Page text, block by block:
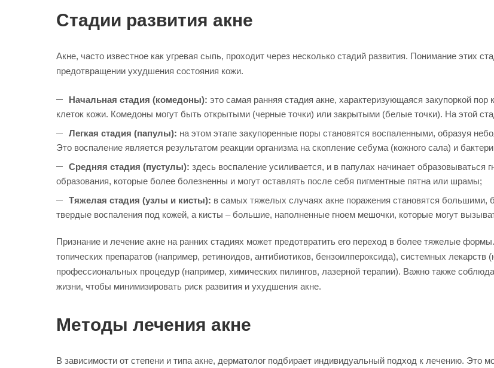
Стадии развития акне
Акне, часто известное как угревая сыпь, проходит через несколько стадий развития. Понимание этих
предотвращении ухудшения состояния кожи.
Начальная стадия (комедоны): это самая ранняя стадия акне, характеризующаяся закупоркой
клеток кожи. Комедоны могут быть открытыми (черные точки) или закрытыми (белые точки). На этой
Легкая стадия (папулы): на этом этапе закупоренные поры становятся воспаленными, образуя
Это воспаление является результатом реакции организма на скопление себума (кожного сала) и
Средняя стадия (пустулы): здесь воспаление усиливается, и в папулах начинает
образования, которые более болезненны и могут оставлять после себя пигментные пятна или шрамы;
Тяжелая стадия (узлы и кисты): в самых тяжелых случаях акне поражения становятся
твердые воспаления под кожей, а кисты – большие, наполненные гноем мешочки, которые могут
Признание и лечение акне на ранних стадиях может предотвратить его переход в более тяжелые
топических препаратов (например, ретиноидов, антибиотиков, бензоилпероксида), системных
профессиональных процедур (например, химических пилингов, лазерной терапии). Важно также
жизни, чтобы минимизировать риск развития и ухудшения акне.
Методы лечения акне
В зависимости от степени и типа акне, дерматолог подбирает индивидуальный подход к лечению. Это